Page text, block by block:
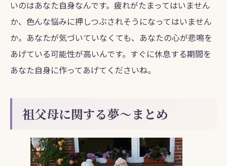
いのはあなた自身なんです。疲れがたまってはいません
か、色んな悩みに押しつぶされそうになってはいません
か。あなたが気づいていなくても、あなたの心が悲鳴を
あげている可能性が高いんです。すぐに休息する期間を
あなた自身に作ってあげてくださいね。
祖父母に関する夢～まとめ